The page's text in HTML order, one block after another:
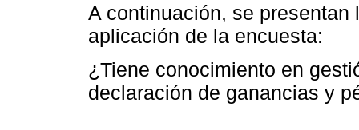
A continuación, se
aplicación de la encuesta:
¿Tiene conocimiento en
declaración de ganancias y